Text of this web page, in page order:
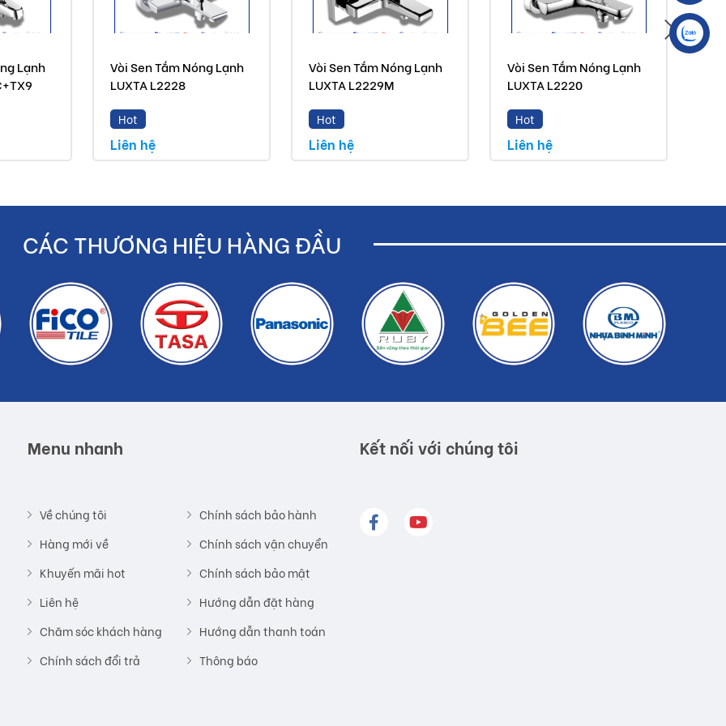
mãi.
sản phẩm chính hãng.
Lạnh
Vòi Sen Tắm Nóng Lạnh
LUXTA L2228
Hot
Liên hệ
Vòi Sen Tắm Nóng Lạnh
LUXTA L2229M
Hot
Liên hệ
Vòi Sen Tắm Nóng Lạnh
LUXTA L2220
Hot
Liên hệ
CÁC THƯƠNG HIỆU HÀNG ĐẦU
Menu nhanh
Về chúng tôi
Hàng mới về
Khuyến mãi hot
Liên hệ
Chăm sóc khách hàng
Chính sách đổi trả
Chính sách bảo hành
Chính sách vận chuyển
Chính sách bảo mật
Hướng dẫn đặt hàng
Hướng dẫn thanh toán
Thông báo
Kết nối với chúng tôi